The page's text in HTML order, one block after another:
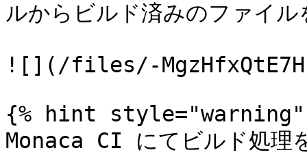
ルからビルド済みのファイ
![](/files/-
{% hint style="warning"
Monaca CI にてビルド処理